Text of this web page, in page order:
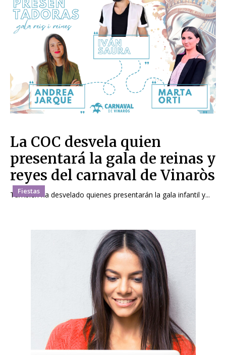
Fiestas
La COC desvela quien
presentará la gala de reinas y
reyes del carnaval de Vinaròs
También ha desvelado quienes presentarán la gala infantil y...